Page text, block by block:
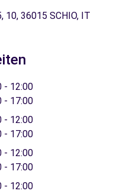
10, 36015 SCHIO, IT
- 12:00
- 17:00
- 12:00
- 17:00
- 12:00
- 17:00
- 12:00